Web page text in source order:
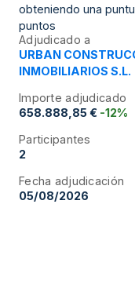
obteniendo una
puntos
Adjudicado a
URBAN
INMOBILIARIOS S.L.
Importe adjudicado
658.888,85 € -12%
Participantes
2
Fecha adjudicación
05/08/2026